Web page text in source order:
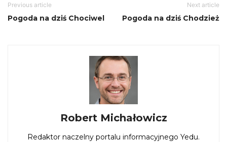
Previous article
Pogoda na dziś Chociwel
Next article
Pogoda na dziś Chodzież
Robert Michałowicz
Redaktor naczelny portalu informacyjnego Yedu.